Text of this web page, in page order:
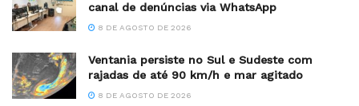
canal de denúncias via WhatsApp
8 DE AGOSTO DE 2026
Ventania persiste no Sul e Sudeste com
rajadas de até 90 km/h e mar agitado
8 DE AGOSTO DE 2026